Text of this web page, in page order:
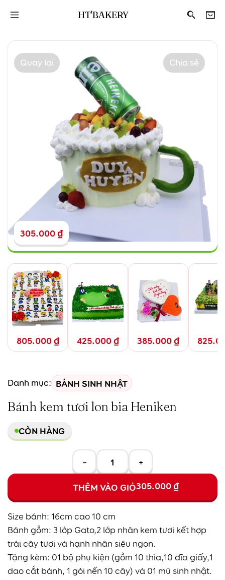
305.000₫
Quay lại Chia sẻ
805.000₫ 425.000₫ 385.000₫
Danh mục: BÁNH SINH NHẬT
Bánh kem tươi lon bia Heniken
CÒN HÀNG
−
+
THÊM VÀO GIỎ305.000₫
Size bánh: 16cm cao 10 cm
Bánh gồm: 3 lớp Gato,2 lớp nhân kem tươi kết hợp
trái cây tươi và hạnh nhân siêu ngon.
Tặng kèm: 01 bộ phụ kiện (gồm 10 thìa,10 đĩa giấy,1
dao cắt bánh, 1 gói nến 10 cây) và 01 mũ sinh nhật.
HT'BAKERY